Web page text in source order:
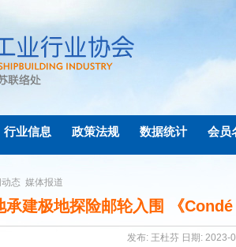
行业信息 政策法规 数据统计 会员
态 媒体报道
承建极地探险邮轮入围 《
发布: 王杜芬 日期: 2023-